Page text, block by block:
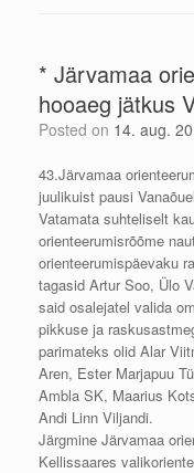
* Järvamaa
hooaeg jätkus
Posted on 14. aug.
43.Järvamaa
juulikuist pausi
Vatamata suhteliselt
orienteerumisrõõme
orienteerumispäevaku
tagasid Artur Soo, Ülo
said osalejatel valida
pikkuse ja
parimateks olid Alar
Aren, Ester Marjapuu
Ambla SK, Maarius
Andi Linn Viljandi.
Järgmine Järvamaa
Kellissaares